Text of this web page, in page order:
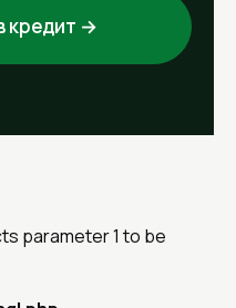
кредит →
parameter 1 to be